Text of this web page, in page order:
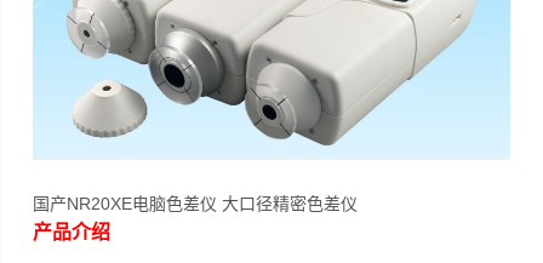
国产NR20XE电脑色差仪 大口径精密色差仪
产品介绍